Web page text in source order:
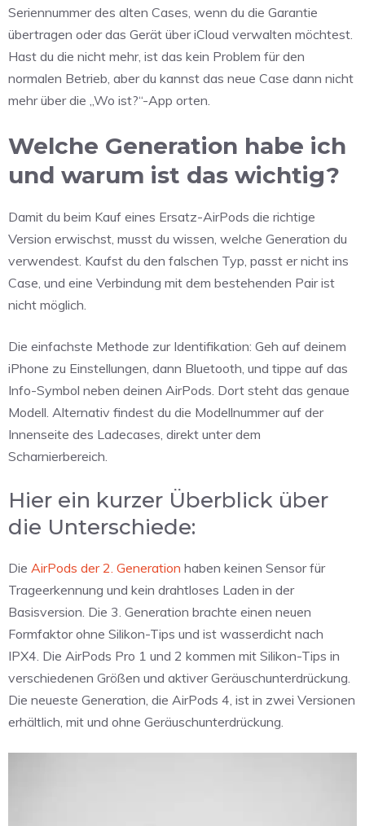
Seriennummer des alten Cases, wenn du die Garantie
übertragen oder das Gerät über iCloud verwalten möchtest.
Hast du die nicht mehr, ist das kein Problem für den
normalen Betrieb, aber du kannst das neue Case dann nicht
mehr über die „Wo ist?“-App orten.
Welche Generation habe ich
und warum ist das wichtig?
Damit du beim Kauf eines Ersatz-AirPods die richtige
Version erwischst, musst du wissen, welche Generation du
verwendest. Kaufst du den falschen Typ, passt er nicht ins
Case, und eine Verbindung mit dem bestehenden Pair ist
nicht möglich.
Die einfachste Methode zur Identifikation: Geh auf deinem
iPhone zu Einstellungen, dann Bluetooth, und tippe auf das
Info-Symbol neben deinen AirPods. Dort steht das genaue
Modell. Alternativ findest du die Modellnummer auf der
Innenseite des Ladecases, direkt unter dem
Scharnierbereich.
Hier ein kurzer Überblick über
die Unterschiede:
Die AirPods der 2. Generation haben keinen Sensor für
Trageerkennung und kein drahtloses Laden in der
Basisversion. Die 3. Generation brachte einen neuen
Formfaktor ohne Silikon-Tips und ist wasserdicht nach
IPX4. Die AirPods Pro 1 und 2 kommen mit Silikon-Tips in
verschiedenen Größen und aktiver Geräuschunterdrückung.
Die neueste Generation, die AirPods 4, ist in zwei Versionen
erhältlich, mit und ohne Geräuschunterdrückung.